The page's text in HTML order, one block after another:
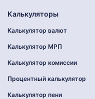
Калькуляторы
Калькулятор валют
Калькулятор МРП
Калькулятор комиссии
Процентный калькулятор
Калькулятор пени